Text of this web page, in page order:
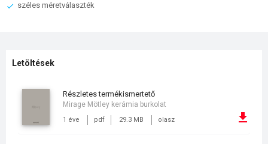
széles méretválaszték
Letöltések
részletes termékismertető
1 éve pdf 29.3 MB olasz
Mirage Mötley kerámia burkolat